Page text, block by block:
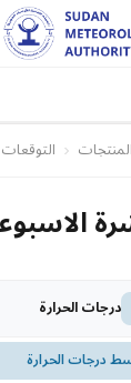
المنتجات
الاسبوعية
درجات الحرارة
درجات الحرارة